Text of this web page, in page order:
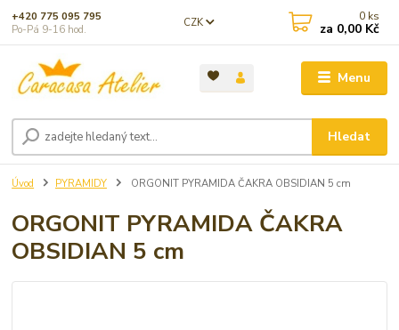
Menu
CZK
Hledat
+420 775 095 795
Po-Pá 9-16 hod.
0 ks
za 0,00 Kč
Úvod PYRAMIDY ORGONIT PYRAMIDA ČAKRA OBSIDIAN 5 cm
ORGONIT PYRAMIDA ČAKRA
OBSIDIAN 5 cm